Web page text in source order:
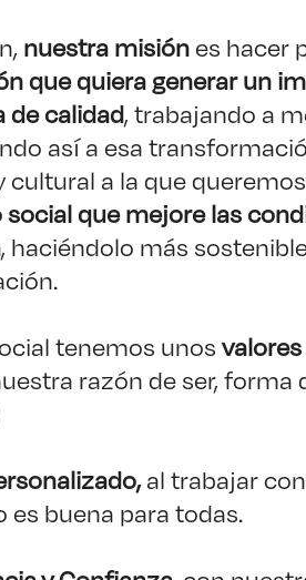
nuestra misiónes hacer
que quiera generar un
de calidad, trabajando a
así a esa
cultural a la que
que mejore las
, haciéndolo más
tenemos unos
razón de ser,
al trabajar
es buena para todas.